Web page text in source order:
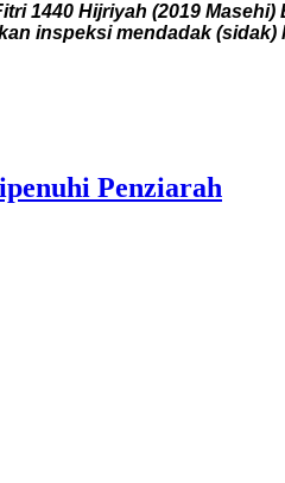
1440 Hijriyah (2019
inspeksi mendadak
Penziarah